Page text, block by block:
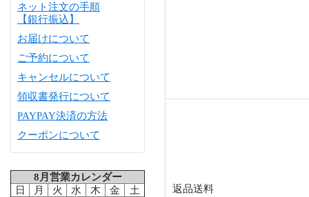
ネット注文の手順
【銀行振込】
お届けについて
ご予約について
キャンセルについて
領収書発行について
PAYPAY決済の方法
クーポンについて
8月営業カレンダー
日
月 火 水 木 金
土
返品送料